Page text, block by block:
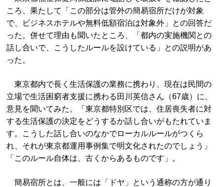
ころ、果たして「この部分は管外の簡易宿所だけが対象
で、ビジネスホテルや無料低額宿泊は対象外」との回答だ
った。併せて理由も聞いたところ、「都内の実施機関との
話し合いで、こうしたルールを設けている」との説明があ
った。
東京都内で長く生活保護の業務に携わり、現在は民間の
立場で生活困窮者支援に携わる田川英信さん（67歳）に、
意見を聞いてみた。「東京都特別区では、住居喪失者に対
する生活保護の決定をどうするか話し合いがもたれていま
す。こうした話し合いのなかでローカルルールがつくら
れ、それが東京都運用事例集で明文化されたのでしょう」
「このルール自体は、古くからあるものです」。
簡易宿所とは、一般には「ドヤ」という通称の方が通り